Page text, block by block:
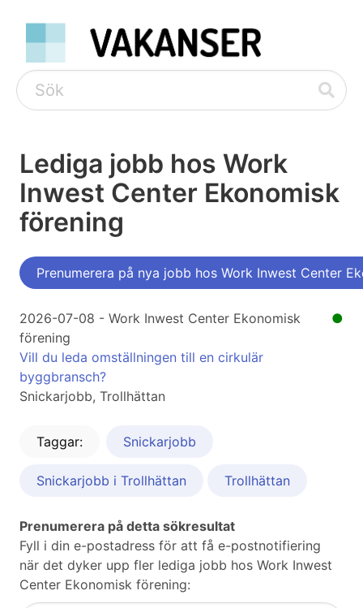
Lediga jobb hos Work
Inwest Center Ekonomisk
förening
Prenumerera på nya jobb hos Work Inwest Center
●
2026-07-08 - Work Inwest Center Ekonomisk
förening
Vill du leda omställningen till en cirkulär
byggbransch?
Snickarjobb, Trollhättan
Taggar: Snickarjobb
Snickarjobb i Trollhättan Trollhättan
Prenumerera på detta sökresultat
Fyll i din e-postadress för att få e-postnotifiering
när det dyker upp fler lediga jobb hos Work Inwest
Center Ekonomisk förening: